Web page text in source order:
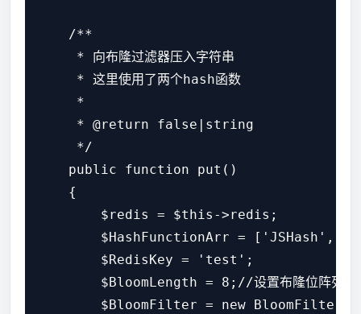
    /**
     * 向布隆过滤器压入字符串
     * 这里使用了两个hash函数
     *
     * @return false|string
     */
    public function put()
    {
        $redis = $this->redis;
$HashFunctionArr = ['JSHash',
        $RedisKey = 'test';
$BloomLength = 8;//设置布隆位阵列的
$BloomFilter = new